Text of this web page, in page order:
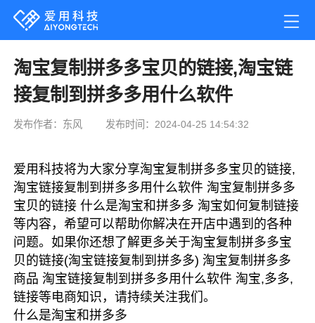
淘宝复制拼多多宝贝的链接,淘宝链
接复制到拼多多用什么软件
发布作者：东风 发布时间：2024-04-25 14:54:32
爱用科技将为大家分享淘宝复制拼多多宝贝的链接,
淘宝链接复制到拼多多用什么软件 淘宝复制拼多多
宝贝的链接 什么是淘宝和拼多多 淘宝如何复制链接
等内容，希望可以帮助你解决在开店中遇到的各种
问题。如果你还想了解更多关于淘宝复制拼多多宝
贝的链接(淘宝链接复制到拼多多) 淘宝复制拼多多
商品 淘宝链接复制到拼多多用什么软件 淘宝,多多,
链接等电商知识，请持续关注我们。
什么是淘宝和拼多多